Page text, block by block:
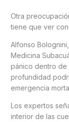
Otra
tiene que ver
Alfonso
Medicina
pánico dentro de
profundidad
emergencia
Los expertos
interior de las